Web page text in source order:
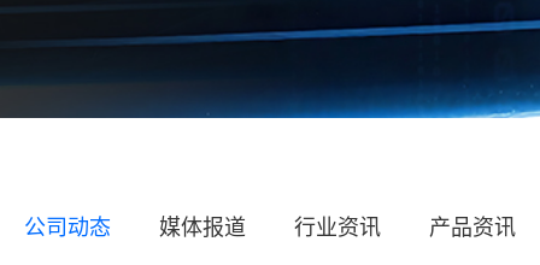
公司动态 媒体报道 行业资讯 产品资讯